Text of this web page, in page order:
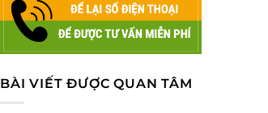
BÀI VIẾT ĐƯỢC QUAN TÂM